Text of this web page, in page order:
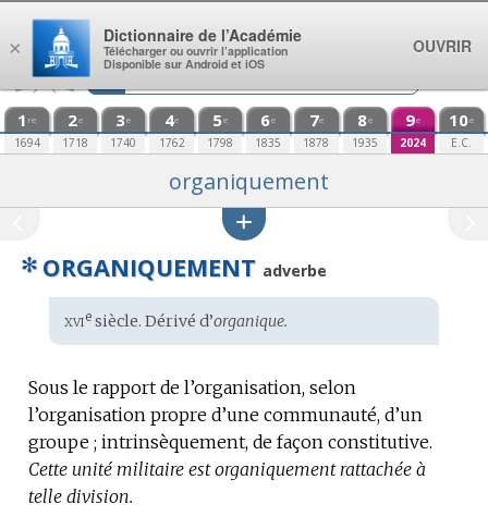
Aller au contenu
1 re
1694
2e
1718
3e
1740
4e
1762
5e
1798
6e
1835
7e
1878
8e
1935
9e
2024
10e
E.C.
organiquement
✻ ORGANIQUEMENT adverbe
Étymologie
:
xviesiècle. Dérivé d’organique.
Sous le rapport de l’organisation, selon
l’organisation propre d’une communauté, d’un
groupe ; intrinsèquement, de façon constitutive.
Cette unité militaire est organiquement rattachée à
telle division.
×
Dictionnaire de l’Académie
Télécharger ou ouvrir l’application
Disponible sur Android et iOS
OUVRIR